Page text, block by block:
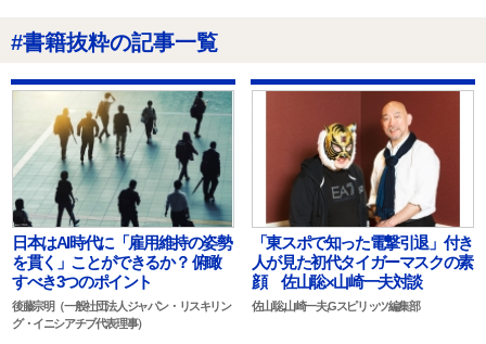
#書籍抜粋の記事一覧
日本はAI時代に「雇用維持の姿勢
を貫く」ことができるか？ 俯瞰
すべき3つのポイント
後藤宗明（一般社団法人ジャパン・リスキリン
グ・イニシアチブ代表理事）
「東スポで知った電撃引退」付き
人が見た初代タイガーマスクの素
顔 佐山聡×山崎一夫対談
佐山聡,山崎一夫,Gスピリッツ編集部